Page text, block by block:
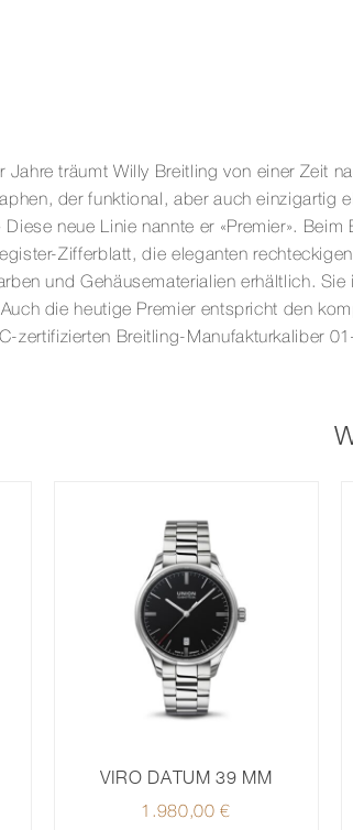
Jahre träumt Willy Breitling von einer Zeit
der funktional, aber auch
neue Linie nannte er «Premier».
Zifferblatt, die eleganten
und Gehäusematerialien erhältlich.
die heutige Premier entspricht den
zertifizierten Breitling-Manufakturkaliber
VIRO DATUM 39 MM
1.980,00€